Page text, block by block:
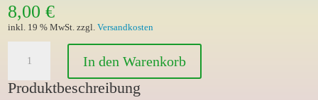
8,00€
inkl. 19 % MwSt. zzgl.Versandkosten
is
In den Warenkorb
Produktbeschreibung